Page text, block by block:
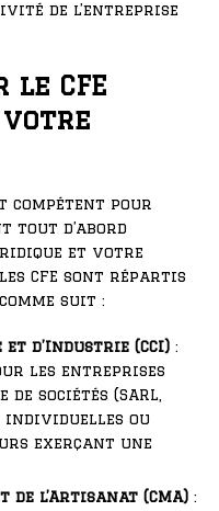
de l’entreprise
CFE
votre
compétent pour
tout d’abord
et votre
CFE sont répartis
suit :
et d’Industrie (CCI) :
les entreprises
de sociétés (SARL,
individuelles ou
exerçant une
de l’Artisanat (CMA) :